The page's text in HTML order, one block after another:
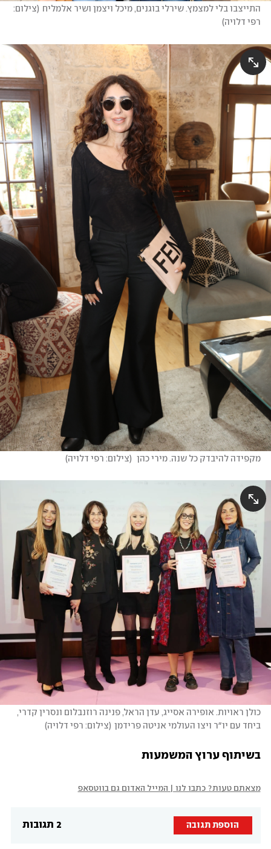
התייצבו בלי למצמץ. שירלי בוגנים, מיכל ויצמן ושיר אלמליח (
רפי דלויה)
מקפידה להיבדק כל שנה. מירי כהן (צילום: רפי דלויה)
ביחד עם יו״ר ויצו העולמי אניטה פרידמן (צילום: רפי דלויה)
בשיתוף ערוץ המשמעות
מצאתם טעות? כתבו לנו | המייל האדום גם בווטסאפ
2 תגובות הוספת תגובה